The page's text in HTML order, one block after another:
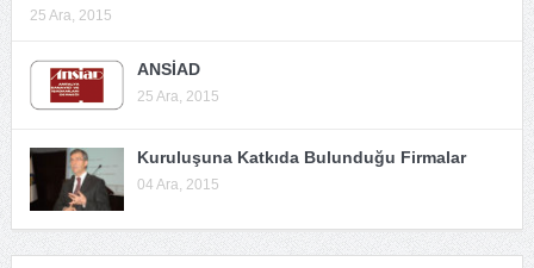
25 Ara, 2015
ANSİAD
25 Ara, 2015
Kuruluşuna Katkıda Bulunduğu Firmalar
04 Ara, 2015